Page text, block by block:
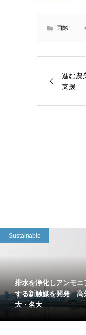
国際
進む農
支援
Sustainable
排水を浄化しアンモニ
する新触媒を開発 高
大・名大